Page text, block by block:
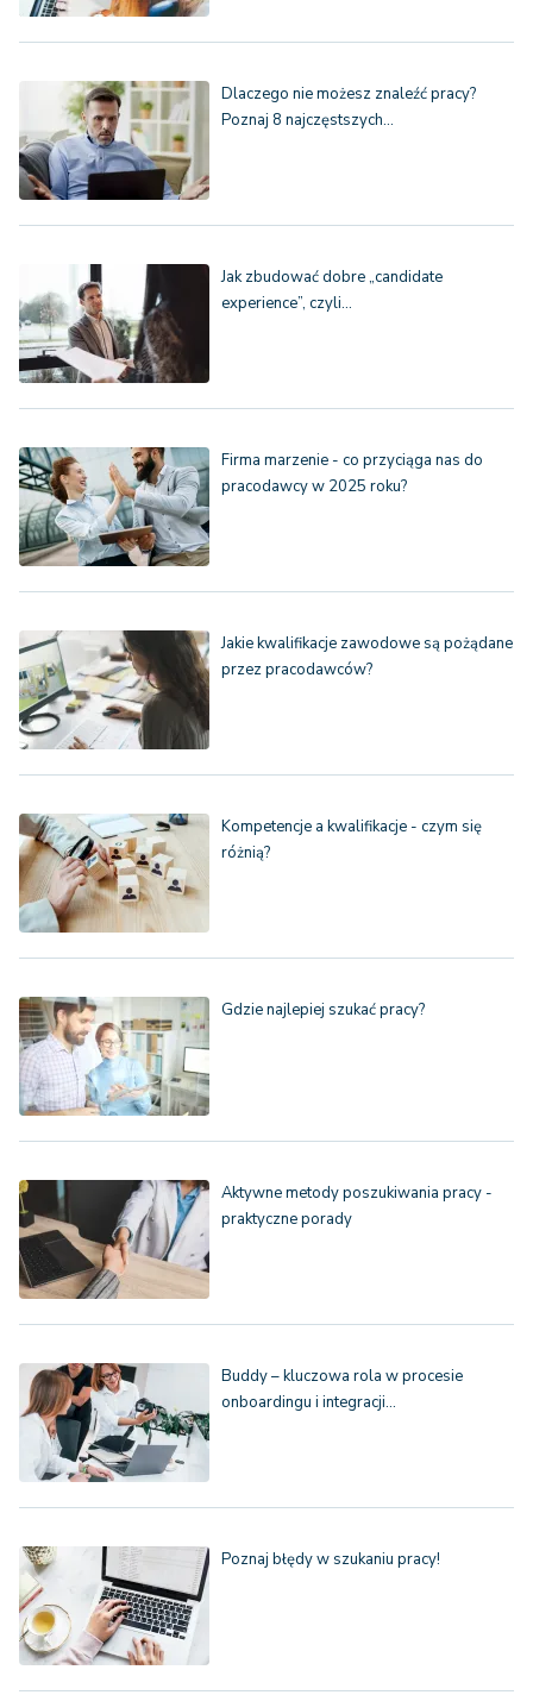
Dlaczego nie możesz znaleźć pracy?
Poznaj 8 najczęstszych…
Jak zbudować dobre „candidate
experience”, czyli…
Firma marzenie - co przyciąga nas do
pracodawcy w 2025 roku?
Jakie kwalifikacje zawodowe są pożądane
przez pracodawców?
Kompetencje a kwalifikacje - czym się
różnią?
Gdzie najlepiej szukać pracy?
Aktywne metody poszukiwania pracy -
praktyczne porady
Buddy – kluczowa rola w procesie
onboardingu i integracji…
Poznaj błędy w szukaniu pracy!